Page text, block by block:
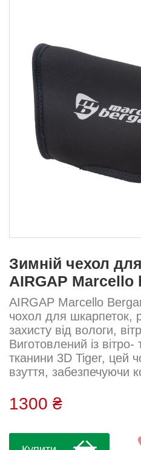
Зимній чехол
AIRGAP Marcello
AIRGAP Marcello
чохол для шкарпеток,
захисту від вологи,
Виготовлений із
тканини 3D Tiger, цей
взуття, забезпечуючи
додаткової
логотипи з боків
поліестерДогляд:
1300 ₴